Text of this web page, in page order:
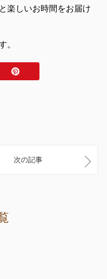
楽しいお時間をお届け
。
次の記事